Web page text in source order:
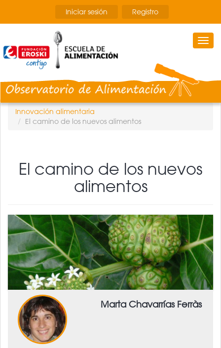
contenido
Iniciar sesión Registro
Innovación alimentaria
El camino de los nuevos alimentos
El camino de los nuevos
alimentos
Marta Chavarrías Ferràs